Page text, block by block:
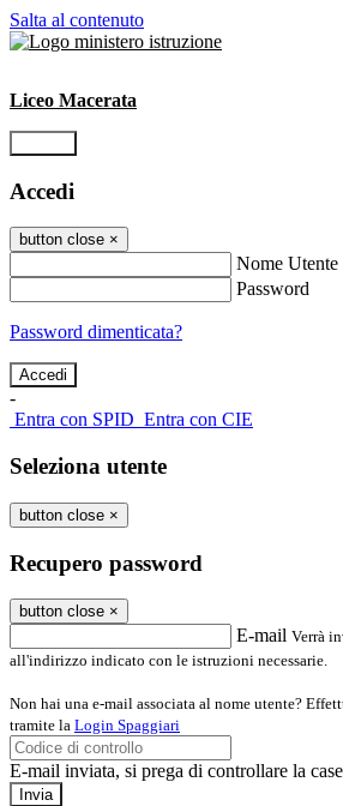
Salta al contenuto
Liceo Macerata
Accedi
button close ×
Nome Utente
Password
Password dimenticata?
-
Entra con SPID Entra con CIE
Seleziona utente
button close ×
Recupero password
button close ×
E-mail Verrà
all'indirizzo indicato con le istruzioni necessarie.
Non hai una e-mail associata al nome utente?
tramite la Login Spaggiari
E-mail inviata, si prega di controllare la